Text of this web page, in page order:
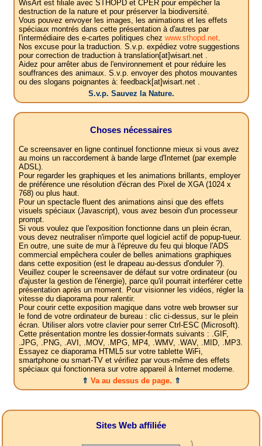
WisArt est filiale avec STHOPD et CPER pour empêcher la
destruction de la nature et pour préserver la biodiversité.
Vous pouvez envoyer les images, les animations et les effets
spéciaux montrés dans cette présentation à d'autres par
l'intermédiaire des e-cartes politiques chez www.sthopd.net.
Nos excuse pour la traduction. S.v.p. expédiez votre suggestions
pour correction de traduction à translation[at]wisart.net .
Aidez pour arrêter abus de l'environnement et pour réduire les
souffrances des animaux. S.v.p. envoyer des photos mouvantes
ou des slogans poignantes à: feedback[at]wisart.net .
S.v.p. Sauvez la Nature.
Choses nécessaires
Ce screensaver en ligne continuel fonctionne mieux si vous avez
au moins un raccordement à bande large d'Internet (par exemple
ADSL).
Pour regarder les graphiques et les animations brillants, employer
de préférence une résolution d'écran des Pixel de XGA (1024 x
768) ou plus haut.
Pour un spectacle fluent des animations ainsi que des effets
visuels spéciaux (Javascript), vous avez besoin d'un processeur
prompt.
Si vous voulez que l'exposition fonctionne dans un plein écran,
vous devez neutraliser n'importe quel logiciel actif de popup-tueur.
En outre, une suite de mur à l'épreuve du feu qui bloque l'ADS
commercial empêchera couler de belles animations graphiques
dans cette exposition (est le drapeau au-dessus d'onduler ?).
Veuillez couper le screensaver de défaut sur votre ordinateur (ou
d'ajuster la gestion de l'énergie), parce qu'il pourrait interférer cette
présentation après un moment. Pour visionner les vidéos, régler la
vitesse du diaporama pour ralentir.
Pour courir cette exposition magique dans votre web browser sur
le fond de votre ordinateur de bureau : clic ci-dessus, sur le plein
écran. Utiliser alors votre clavier pour serrer Ctrl-ESC (Microsoft).
Cette présentation montre les dossier-formats suivants : .GIF,
.JPG, .PNG, .AVI, .MOV, .MPG, MP4, .WMV, .WAV, .MID, .MP3.
Essayez ce diaporama HTML5 sur votre tablette WiFi,
smartphone ou smart-TV et vérifiez par vous-même des effets
spéciaux qui fonctionnera sur votre appareil à Internet moderne.
⇑ Va au dessus de page. ⇑
Sites Web affiliée